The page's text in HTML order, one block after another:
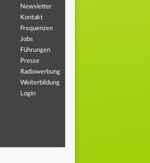
Newsletter
Kontakt
Frequenzen
Jobs
Führungen
Presse
Radiowerbung
Weiterbildung
Login